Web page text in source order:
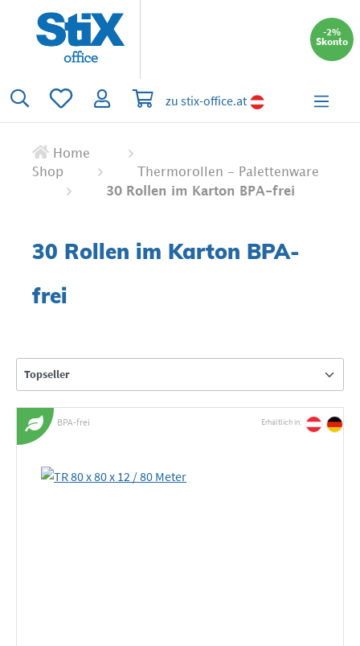
springen
-2%
Skonto
Du hast 0 Produkte auf dem Merkzettel
Warenkorb enthält 0 Positionen. Der
zu stix-office.at
Home
Shop
Thermorollen - Palettenware
30 Rollen im Karton BPA-frei
30 Rollen im Karton BPA-
frei
BPA-frei Erhältlich in: